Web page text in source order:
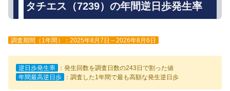
タチエス（7239）の年間逆日歩発生率
調査期間（1年間）：2025年8月7日～2026年8月6日
逆日歩発生率
：発生回数を調査日数の243日で割った値
年間最高逆日歩
：調査した1年間で最も高額な発生逆日歩